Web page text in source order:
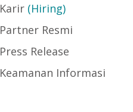
Karir (Hiring)
Partner Resmi
Press Release
Keamanan Informasi